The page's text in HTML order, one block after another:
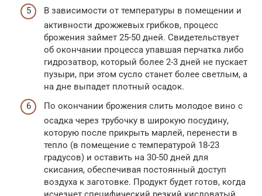
В зависимости от температуры в помещении и
активности дрожжевых грибков, процесс
брожения займет 25-50 дней. Свидетельствует
об окончании процесса упавшая перчатка либо
гидрозатвор, который более 2-3 дней не пускает
пузыри, при этом сусло станет более светлым, а
на дне выпадет плотный осадок.
По окончании брожения слить молодое вино с
осадка через трубочку в широкую посудину,
которую после прикрыть марлей, перенести в
тепло (в помещение с температурой 18-23
градусов) и оставить на 30-50 дней для
скисания, обеспечивая постоянный доступ
воздуха к заготовке. Продукт будет готов, когда